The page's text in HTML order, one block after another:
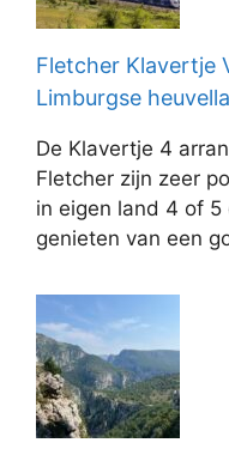
Fletcher Klavertje
Limburgse
De Klavertje 4
Fletcher zijn zeer
in eigen land 4 of
genieten van een